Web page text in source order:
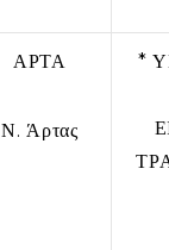
ΑΡΤΑ
Ν. Άρτας
*